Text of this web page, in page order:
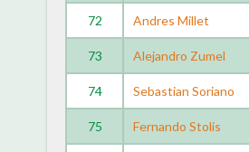
72 Andres Millet
73 Alejandro Zumel
74 Sebastian Soriano
75 Fernando Stolis